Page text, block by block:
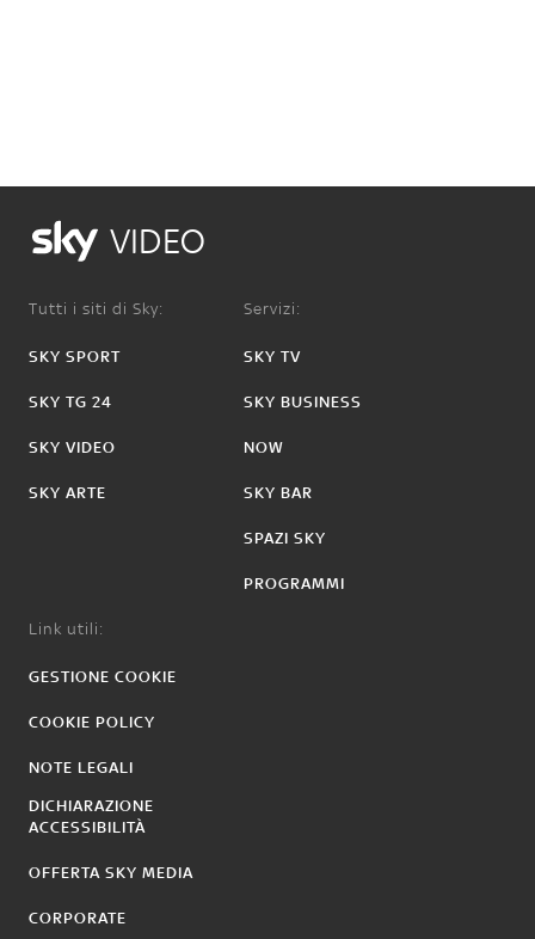
VIDEO
Tutti i siti di Sky:
SKY SPORT
SKY TG 24
SKY VIDEO
SKY ARTE
Servizi:
SKY TV
SKY BUSINESS
NOW
SKY BAR
SPAZI SKY
PROGRAMMI
Link utili:
GESTIONE COOKIE
COOKIE POLICY
NOTE LEGALI
DICHIARAZIONE
ACCESSIBILITÀ
OFFERTA SKY MEDIA
CORPORATE